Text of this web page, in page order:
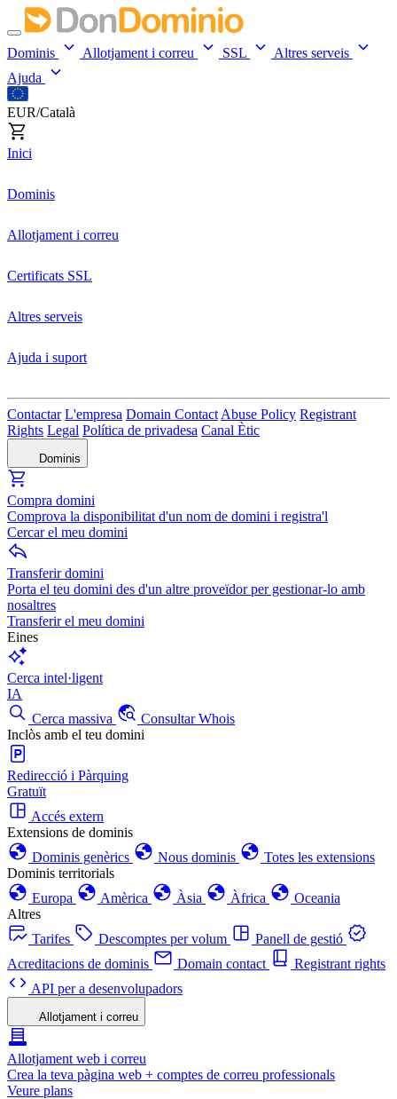
Dominis Allotjament i correu SSL
Altres serveis
Ajuda
EUR/Català
Inici
Dominis
Allotjament i correu
Certificats SSL
Altres serveis
Ajuda i suport
Contactar L'empresa Domain Contact Abuse Policy Registrant
Rights Legal Política de privadesa Canal Ètic
Dominis
Compra domini
Comprova la disponibilitat d'un nom de domini i registra'l
Cercar el meu domini
Transferir domini
Porta el teu domini des d'un altre proveïdor per gestionar-lo amb
nosaltres
Transferir el meu domini
Eines
Cerca intel·ligent
IA
Cerca massiva
Consultar Whois
Inclòs amb el teu domini
Redirecció i Pàrquing
Gratuït
Accés extern
Extensions de dominis
Dominis genèrics
Nous dominis
Totes les extensions
Dominis territorials
Europa
Amèrica Àsia Àfrica
Oceania
Altres
Tarifes
Descomptes per volum
Panell de gestió
Acreditacions de dominis
Domain contact
Registrant rights
API per a desenvolupadors
Allotjament i correu
Allotjament web i correu
Crea la teva pàgina web + comptes de correu professionals
Veure plans